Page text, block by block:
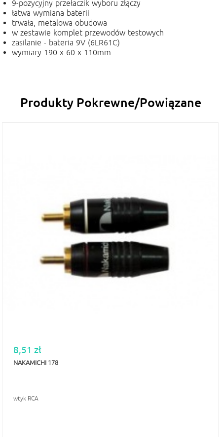
9-pozycyjny przełaczik wyboru złączy
łatwa wymiana baterii
trwała, metalowa obudowa
w zestawie komplet przewodów testowych
zasilanie - bateria 9V (6LR61C)
wymiary 190 x 60 x 110mm
Produkty Pokrewne/Powiązane
8,51 zł
NAKAMICHI 178
wtyk RCA